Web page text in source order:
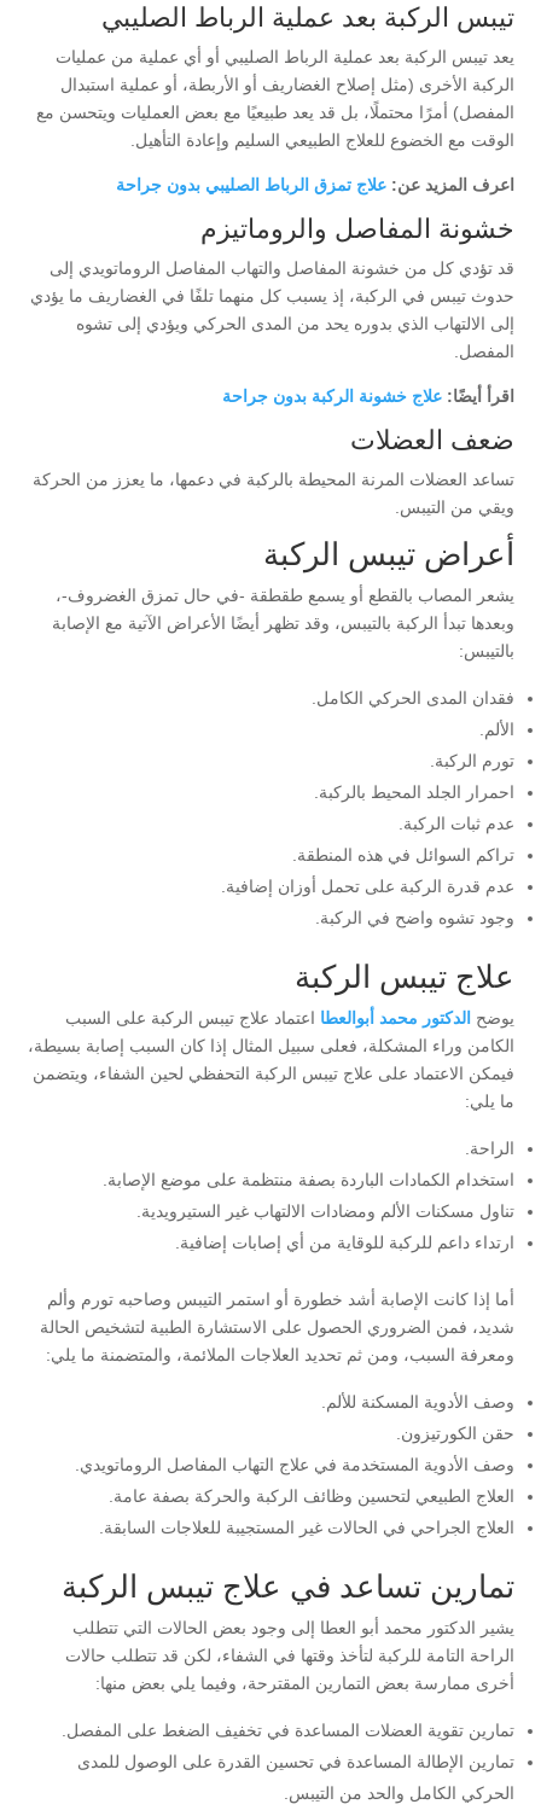
تيبس الركبة بعد عملية الرباط الصليبي
يعد تيبس الركبة بعد عملية الرباط الصليبي أو أي عملية من عمليات
الركبة الأخرى (مثل إصلاح الغضاريف أو الأربطة، أو عملية استبدال
المفصل) أمرًا محتملًا، بل قد يعد طبيعيًا مع بعض العمليات ويتحسن مع
الوقت مع الخضوع للعلاج الطبيعي السليم وإعادة التأهيل.
اعرف المزيد عن:علاج تمزق الرباط الصليبي بدون جراحة
خشونة المفاصل والروماتيزم
قد تؤدي كل من خشونة المفاصل والتهاب المفاصل الروماتويدي إلى
حدوث تيبس في الركبة، إذ يسبب كل منهما تلفًا في الغضاريف ما يؤدي
إلى الالتهاب الذي بدوره يحد من المدى الحركي ويؤدي إلى تشوه
المفصل.
اقرأ أيضًا:علاج خشونة الركبة بدون جراحة
ضعف العضلات
تساعد العضلات المرنة المحيطة بالركبة في دعمها، ما يعزز من الحركة
ويقي من التيبس.
أعراض تيبس الركبة
يشعر المصاب بالقطع أو يسمع طقطقة -في حال تمزق الغضروف-،
وبعدها تبدأ الركبة بالتيبس، وقد تظهر أيضًا الأعراض الآتية مع الإصابة
بالتيبس:
فقدان المدى الحركي الكامل.
الألم.
تورم الركبة.
احمرار الجلد المحيط بالركبة.
عدم ثبات الركبة.
تراكم السوائل في هذه المنطقة.
عدم قدرة الركبة على تحمل أوزان إضافية.
وجود تشوه واضح في الركبة.
علاج تيبس الركبة
يوضح الدكتور محمد أبوالعطا اعتماد علاج تيبس الركبة على السبب
الكامن وراء المشكلة، فعلى سبيل المثال إذا كان السبب إصابة بسيطة،
فيمكن الاعتماد على علاج تيبس الركبة التحفظي لحين الشفاء، ويتضمن
ما يلي:
الراحة.
استخدام الكمادات الباردة بصفة منتظمة على موضع الإصابة.
تناول مسكنات الألم ومضادات الالتهاب غير الستيرويدية.
ارتداء داعم للركبة للوقاية من أي إصابات إضافية.
أما إذا كانت الإصابة أشد خطورة أو استمر التيبس وصاحبه تورم وألم
شديد، فمن الضروري الحصول على الاستشارة الطبية لتشخيص الحالة
ومعرفة السبب، ومن ثم تحديد العلاجات الملائمة، والمتضمنة ما يلي:
وصف الأدوية المسكنة للألم.
حقن الكورتيزون.
وصف الأدوية المستخدمة في علاج التهاب المفاصل الروماتويدي.
العلاج الطبيعي لتحسين وظائف الركبة والحركة بصفة عامة.
العلاج الجراحي في الحالات غير المستجيبة للعلاجات السابقة.
تمارين تساعد في علاج تيبس الركبة
يشير الدكتور محمد أبو العطا إلى وجود بعض الحالات التي تتطلب
الراحة التامة للركبة لتأخذ وقتها في الشفاء، لكن قد تتطلب حالات
أخرى ممارسة بعض التمارين المقترحة، وفيما يلي بعض منها:
تمارين تقوية العضلات المساعدة في تخفيف الضغط على المفصل.
تمارين الإطالة المساعدة في تحسين القدرة على الوصول للمدى
الحركي الكامل والحد من التيبس.